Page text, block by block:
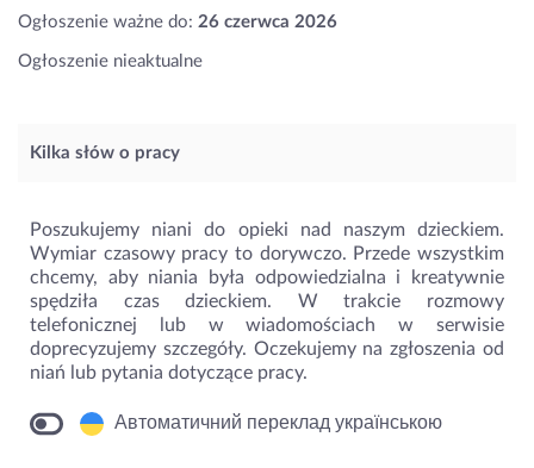
Ogłoszenie ważne do: 26 czerwca 2026
Ogłoszenie nieaktualne
Kilka słów o pracy
Poszukujemy niani do opieki nad naszym dzieckiem.
Wymiar czasowy pracy to dorywczo. Przede wszystkim
chcemy, aby niania była odpowiedzialna i kreatywnie
spędziła czas dzieckiem. W trakcie rozmowy
telefonicznej lub w wiadomościach w serwisie
doprecyzujemy szczegóły. Oczekujemy na zgłoszenia od
niań lub pytania dotyczące pracy.
Автоматичний переклад українською